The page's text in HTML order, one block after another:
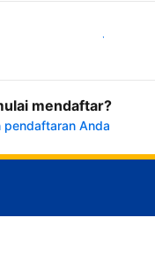
Mulai sekarang
mendaftar?
pendaftaran Anda